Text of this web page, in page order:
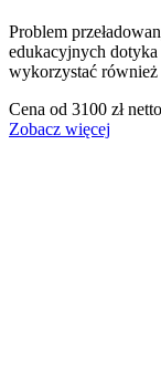
Problem
edukacyjnych
wykorzystać
Cena od 3100 zł
Zobacz więcej